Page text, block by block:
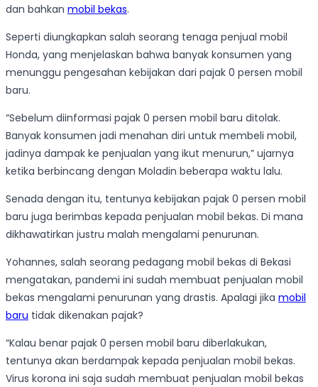
dan bahkan mobil bekas.
Seperti diungkapkan salah seorang tenaga penjual mobil
Honda, yang menjelaskan bahwa banyak konsumen yang
menunggu pengesahan kebijakan dari pajak 0 persen mobil
baru.
“Sebelum diinformasi pajak 0 persen mobil baru ditolak.
Banyak konsumen jadi menahan diri untuk membeli mobil,
jadinya dampak ke penjualan yang ikut menurun,” ujarnya
ketika berbincang dengan Moladin beberapa waktu lalu.
Senada dengan itu, tentunya kebijakan pajak 0 persen mobil
baru juga berimbas kepada penjualan mobil bekas. Di mana
dikhawatirkan justru malah mengalami penurunan.
Yohannes, salah seorang pedagang mobil bekas di Bekasi
mengatakan, pandemi ini sudah membuat penjualan mobil
bekas mengalami penurunan yang drastis. Apalagi jika mobil
baru tidak dikenakan pajak?
“Kalau benar pajak 0 persen mobil baru diberlakukan,
tentunya akan berdampak kepada penjualan mobil bekas.
Virus korona ini saja sudah membuat penjualan mobil bekas